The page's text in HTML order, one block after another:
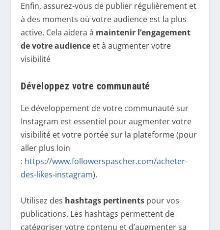
Enfin, assurez-vous de publier régulièrement et
à des moments où votre audience est la plus
active. Cela aidera à maintenir l’engagement
de votre audience et à augmenter votre
visibilité
Développez votre communauté
Le développement de votre communauté sur
Instagram est essentiel pour augmenter votre
visibilité et votre portée sur la plateforme (pour
aller plus loin
: https://www.followerspascher.com/acheter-
des-likes-instagram).
Utilisez des hashtags pertinents pour vos
publications. Les hashtags permettent de
catégoriser votre contenu et d’augmenter sa